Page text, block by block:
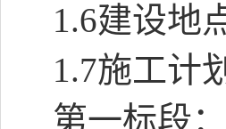
1.6建设地
1.7施工计
第一标段：